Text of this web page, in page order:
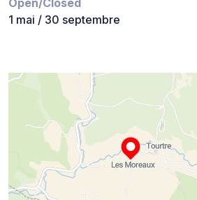
Open/Closed
1 mai / 30 septembre